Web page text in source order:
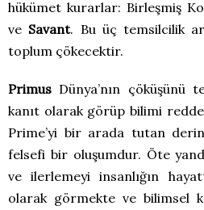
hükümet kurarlar: Birleşmiş
ve Savant. Bu üç temsilcilik
toplum çökecektir.
Primus Dünya’nın çöküşünü
kanıt olarak görüp bilimi
Prime’yi bir arada tutan
felsefi bir oluşumdur. Öte
ve ilerlemeyi insanlığın
olarak görmekte ve bilimsel